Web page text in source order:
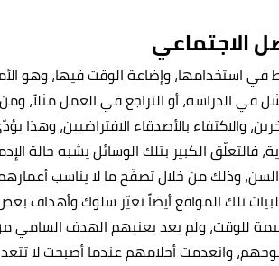
الاجتماعي
في استخدامها، وإضاعة الوقت فيها، وهو
الدراسة، أو التراجع في العمل مثلاً،
والاكتفاء بالأصدقاء الافتراضيين، وهذا
فالتعلّق الكبير بتلك الوسائل يشبه حالة
وذلك من خلال تصفّح ما لا يناسب
تلك المواقع أيضاً تغيّر سلوك وأهداف
للوقت، ولم يعد يعنيهم الهدف
وانعدمت أحلامهم عندما أصبحت لا